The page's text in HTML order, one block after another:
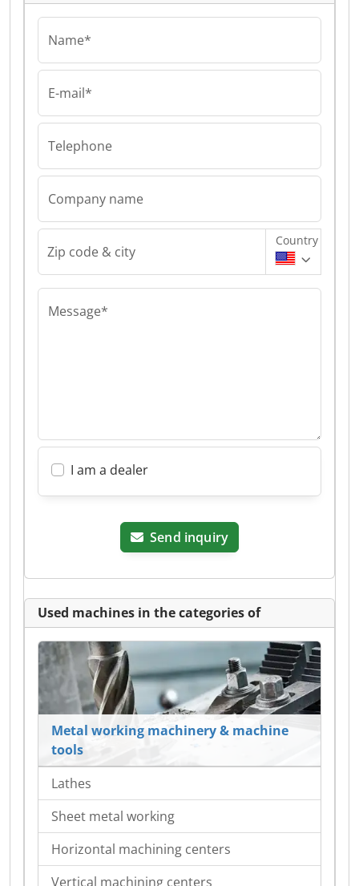
Name*
E-mail*
Telephone
Company name
Zip code & city
Country
Message*
I am a dealer
Send inquiry
Used machines in the categories of
Metal working machinery & machine
tools
Lathes
Sheet metal working
Horizontal machining centers
Vertical machining centers